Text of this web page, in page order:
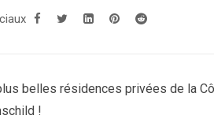
belles résidences privées de la
!